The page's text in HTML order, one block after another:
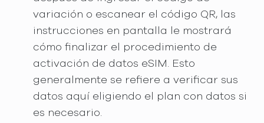
variación o escanear el código QR, las
instrucciones en pantalla le mostrará
cómo finalizar el procedimiento de
activación de datos eSIM. Esto
generalmente se refiere a verificar sus
datos aquí eligiendo el plan con datos si
es necesario.